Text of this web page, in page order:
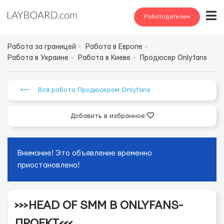
Работодателям
Работа за границей
Работа в Европе
Работа в Украине
Работа в Киеве Продюсер Onlyfans
⟵ Вся работа Продюсером Onlyfans
Добавить в избранное
Внимание! Это объявление временно
приостановлено!
>>>HEAD OF SMM В ONLYFANS-